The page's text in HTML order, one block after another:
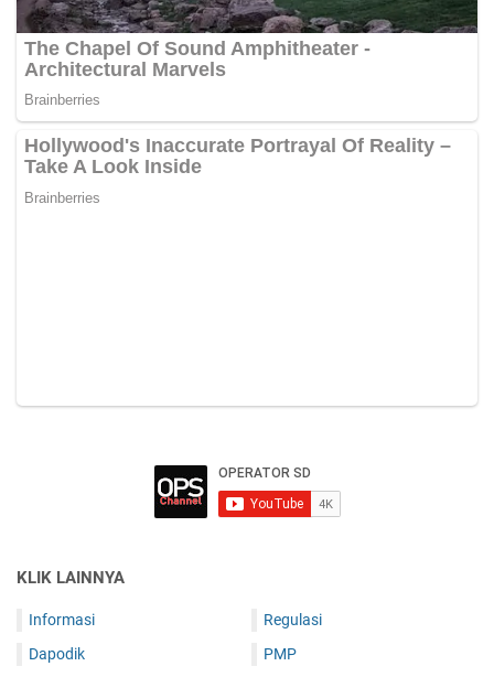
KLIK LAINNYA
Informasi
Dapodik
Regulasi
PMP